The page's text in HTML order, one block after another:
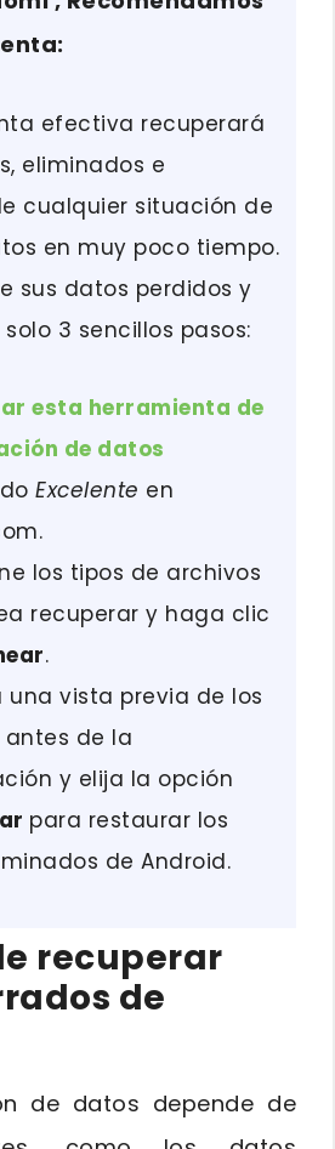
efectiva recuperará
eliminados e
cualquier situación de
en muy poco tiempo.
sus datos perdidos y
3 sencillos pasos:
esta herramienta de
de datos
Excelente en
los tipos de archivos
recuperar y haga clic
.
una vista previa de los
de la
y elija la opción
para restaurar los
de Android.
recuperar
de
de datos depende de